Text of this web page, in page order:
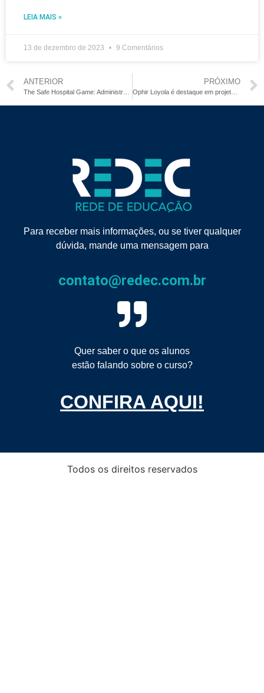
LEIA MAIS »
13 de dezembro de 2023 9 Comentários
ANTERIOR
The Safe Hospital Game: Administração Segura de Medicamentos como você nunca viu
PRÓXIMO
Ophir Loyola é destaque em projeto do Ministério da Saúde para redução da superlotação
Para receber mais informações, ou se tiver qualquer
dúvida, mande uma mensagem para
contato@redec.com.br
Quer saber o que os alunos
estão falando sobre o curso?
CONFIRA AQUI!
Todos os direitos reservados